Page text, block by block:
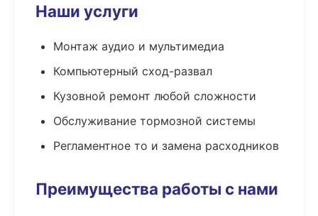
Наши услуги
Монтаж аудио и мультимедиа
Компьютерный сход-развал
Кузовной ремонт любой сложности
Обслуживание тормозной системы
Регламентное то и замена расходников
Преимущества работы с нами